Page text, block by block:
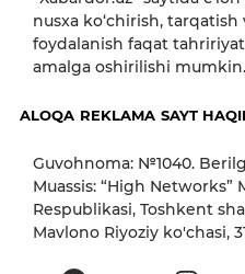
nusxa ko‘chirish,
foydalanish faqat
amalga oshirilishi mumkin.
ALOQA REKLAMA SAYT
Guvohnoma: №1040.
Muassis: “High Networks”
Respublikasi, Toshkent
Mavlono Riyoziy ko'chasi,